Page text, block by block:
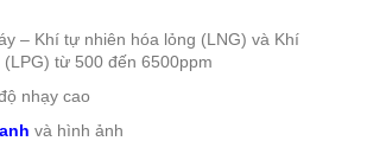
– Khí tự nhiên hóa lỏng (LNG) và Khí
từ 500 đến 6500ppm
nhạy cao
và hình ảnh